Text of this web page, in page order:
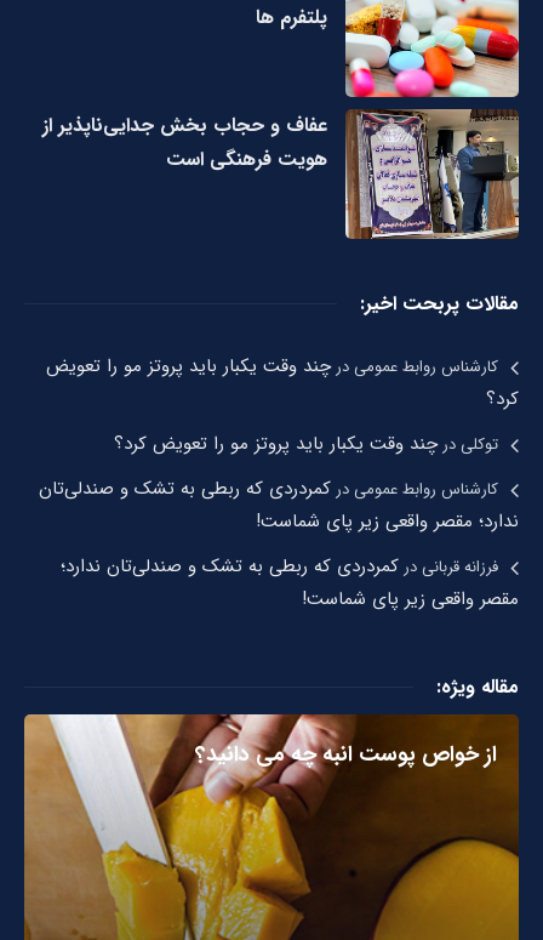
پلتفرم ها
عفاف و حجاب بخش جدایی‌ناپذیر از
هویت فرهنگی است
مقالات پربحت اخیر:
کارشناس روابط عمومیدرچند وقت یکبار باید پروتز مو را تعویض
کرد؟
توکلیدرچند وقت یکبار باید پروتز مو را تعویض کرد؟
کارشناس روابط عمومیدر کمردردی که ربطی به تشک و صندلی‌تان
ندارد؛ مقصر واقعی زیر پای شماست!
فرزانه قربانیدر کمردردی که ربطی به تشک و صندلی‌تان ندارد؛
مقصر واقعی زیر پای شماست!
مقاله ویژه:
از خواص پوست انبه چه می دانید؟